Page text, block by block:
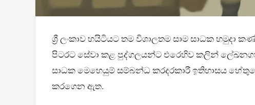
ශ්‍රී ලංකාව හයිටියට තම විශාලතම සාම සාධක හමුදා
පිටරට සේවා කළ පුද්ගලයන්ට එරෙහිව කලින්
සාධක මෙහෙයුම් සම්බන්ධ කරදරකාරී ඉතිහාසය
කරගෙන ඇත.